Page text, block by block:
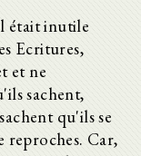
était inutile
Ecritures,
et ne
sachent,
qu'ils se
reproches. Car,